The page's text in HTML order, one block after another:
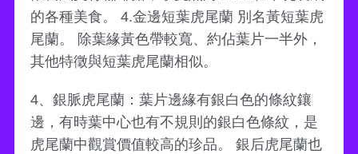
的各種美食。 4.金邊短葉虎尾蘭 別名黃短葉虎
尾蘭。 除葉緣黃色帶較寬、約佔葉片一半外，
其他特徵與短葉虎尾蘭相似。
4、銀脈虎尾蘭：葉片邊緣有銀白色的條紋鑲
邊，有時葉中心也有不規則的銀白色條紋，是
虎尾蘭中觀賞價值較高的珍品。 銀后虎尾蘭也